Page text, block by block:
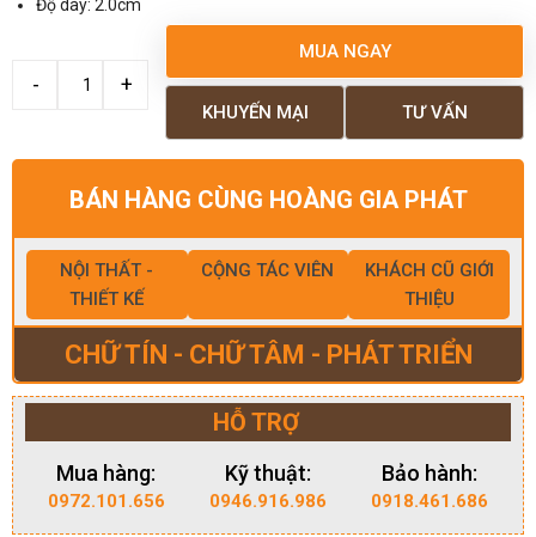
Độ dày: 2.0cm
MUA NGAY
TƯ VẤN
KHUYẾN MẠI
BÁN HÀNG CÙNG HOÀNG GIA PHÁT
NỘI THẤT -
THIẾT KẾ
CỘNG TÁC VIÊN
KHÁCH CŨ GIỚI
THIỆU
CHỮ TÍN - CHỮ TÂM - PHÁT TRIỂN
HỖ TRỢ
Mua hàng:
0972.101.656
Kỹ thuật:
0946.916.986
Bảo hành:
0918.461.686